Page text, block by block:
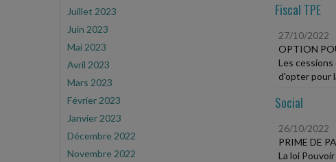
Juillet 2023
Juin 2023
Mai 2023
Avril 2023
Mars 2023
Février 2023
Janvier 2023
Décembre 2022
Novembre 2022
Fiscal TPE
27/10/2022
OPTION
Les
d'opter pour
Social
26/10/2022
PRIME DE
La loi